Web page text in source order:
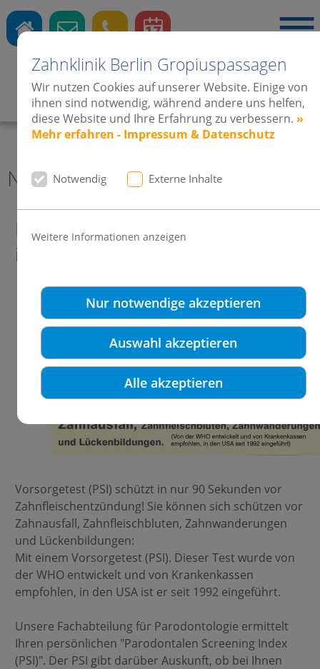
Zahnklinik Berlin Gropiuspassagen
Wir nutzen Cookies auf unserer Website. Einige von
ihnen sind notwendig, während andere uns helfen,
diese Website und Ihre Erfahrung zu verbessern. »
Mehr erfahren - Impressum & Datenschutz
Notwendig Externe Inhalte
Weitere Informationen anzeigen
Nur notwendige akzeptieren
Auswahl akzeptieren
Alle akzeptieren
Zahnärzte ·Kieferorthopädie ·Implantate
News 2010 Zahnklinik Berlin
Die Zahnklinik Gropiuspassagen
informiert:
Vorsorgetest (PSI) schützt in nur 90 Sekunden vor
Zahnfleischentzündung! Sie können sich schützen vor
Zahnausfall, Zahnfleischbluten, Zahnwanderungen
und Lückenbildungen:
Mit einem Vorsorgetest (PSI). Dieser Test wurde von
der WHO entwickelt und von Krankenkassen
empfohlen, in den USA ist er seit 1992 eingeführt.
Unsere Fachabteilung für Parodontologie ermittelt
Ihren persönlichen "Parodontalen Screening Index
(PSI)". Der PSI gibt darüber Auskunft, ob bei Ihnen